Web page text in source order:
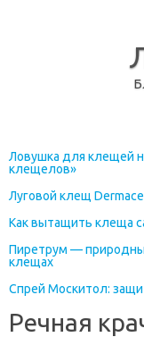
Ловушка для клещей
клещелов»
Луговой клещ
Как вытащить клеща
Пиретрум —
клещах
Спрей Москитол:
Речная